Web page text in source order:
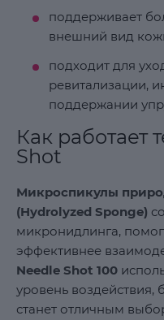
поддерживает
внешний вид
подходит для
ревитализации,
поддержании
Как работает
Shot
Микроспикулы
(Hydrolyzed Sponge)
микронидлинга,
эффективнее
Needle Shot 100
уровень воздействия,
станет отличным